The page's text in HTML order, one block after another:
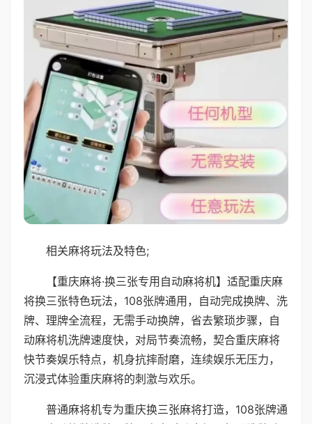
相关麻将玩法及特色;
【重庆麻将·换三张专用自动麻将机】适配重庆麻
将换三张特色玩法，108张牌通用，自动完成换牌、洗
牌、理牌全流程，无需手动换牌，省去繁琐步骤，自
动麻将机洗牌速度快，对局节奏流畅，契合重庆麻将
快节奏娱乐特点，机身抗摔耐磨，连续娱乐无压力，
沉浸式体验重庆麻将的刺激与欢乐。
普通麻将机专为重庆换三张麻将打造，108张牌通